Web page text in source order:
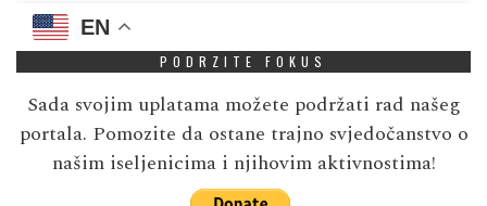
EN
PODRZITE FOKUS
Sada svojim uplatama možete podržati rad našeg
portala. Pomozite da ostane trajno svjedočanstvo o
našim iseljenicima i njihovim aktivnostima!